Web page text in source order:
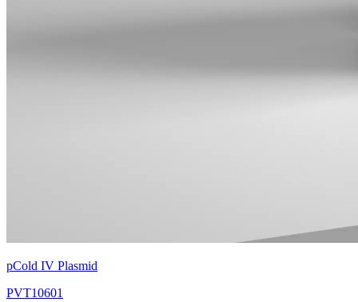
pCold IV Plasmid
PVT10601